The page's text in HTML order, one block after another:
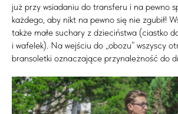
już przy wsiadaniu do transferu i na pewno
każdego, aby nikt na pewno się nie zgubił!
także małe suchary z dzieciństwa (ciastko
i wafelek). Na wejściu do „obozu” wszyscy
bransoletki oznaczające przynależność do